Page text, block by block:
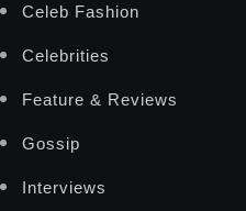
Celeb Fashion
Celebrities
Feature & Reviews
Gossip
Interviews